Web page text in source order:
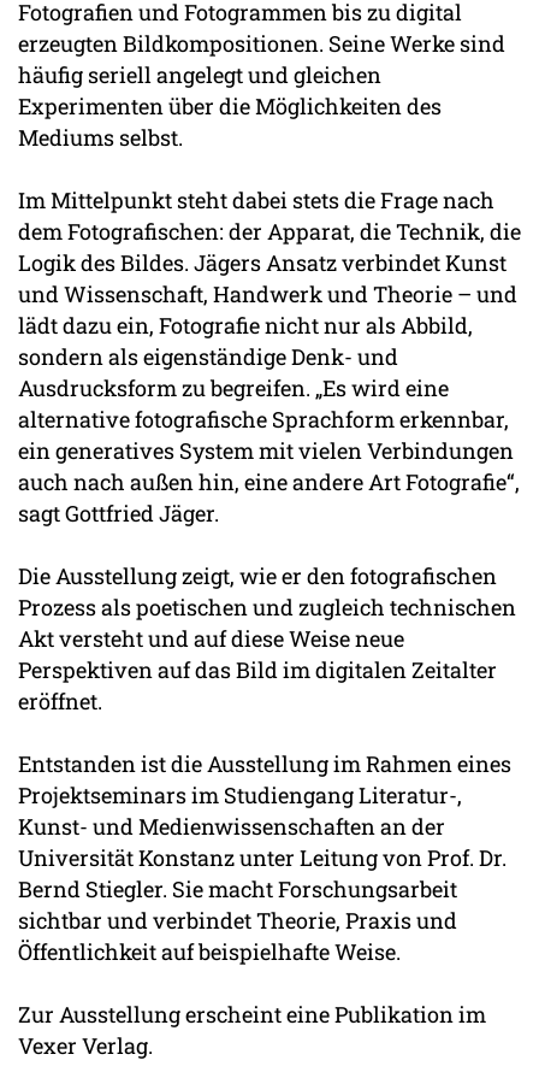
Fotografien und Fotogrammen bis zu digital
erzeugten Bildkompositionen. Seine Werke sind
häufig seriell angelegt und gleichen
Experimenten über die Möglichkeiten des
Mediums selbst.
Im Mittelpunkt steht dabei stets die Frage nach
dem Fotografischen: der Apparat, die Technik, die
Logik des Bildes. Jägers Ansatz verbindet Kunst
und Wissenschaft, Handwerk und Theorie – und
lädt dazu ein, Fotografie nicht nur als Abbild,
sondern als eigenständige Denk- und
Ausdrucksform zu begreifen. „Es wird eine
alternative fotografische Sprachform erkennbar,
ein generatives System mit vielen Verbindungen
auch nach außen hin, eine andere Art Fotografie“,
sagt Gottfried Jäger.
Die Ausstellung zeigt, wie er den fotografischen
Prozess als poetischen und zugleich technischen
Akt versteht und auf diese Weise neue
Perspektiven auf das Bild im digitalen Zeitalter
eröffnet.
Entstanden ist die Ausstellung im Rahmen eines
Projektseminars im Studiengang Literatur-,
Kunst- und Medienwissenschaften an der
Universität Konstanz unter Leitung von Prof. Dr.
Bernd Stiegler. Sie macht Forschungsarbeit
sichtbar und verbindet Theorie, Praxis und
Öffentlichkeit auf beispielhafte Weise.
Zur Ausstellung erscheint eine Publikation im
Vexer Verlag.